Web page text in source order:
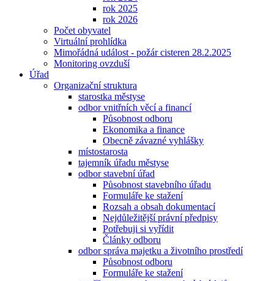
rok 2025
rok 2026
Počet obyvatel
Virtuální prohlídka
Mimořádná událost - požár cisteren 28.2.2025
Monitoring ovzduší
Úřad
Organizační struktura
starostka městyse
odbor vnitřních věcí a financí
Působnost odboru
Ekonomika a finance
Obecně závazné vyhlášky
místostarosta
tajemník úřadu městyse
odbor stavební úřad
Působnost stavebního úřadu
Formuláře ke stažení
Rozsah a obsah dokumentací
Nejdůležitější právní předpisy
Potřebuji si vyřídit
Články odboru
odbor správa majetku a životního prostředí
Působnost odboru
Formuláře ke stažení